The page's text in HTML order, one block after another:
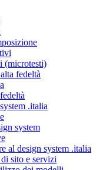
(microtesti)
fedeltà
.italia
system
al design system .italia
sito e servizi